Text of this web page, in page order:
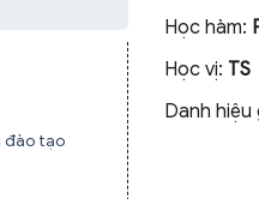
đào tạo
Học hàm:
Học vị: TS
Danh